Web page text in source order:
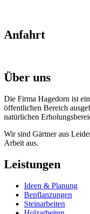
Anfahrt
Über uns
Die Firma Hagedorn ist
öffentlichen Bereich
natürlichen
Wir sind Gärtner aus
Arbeit aus.
Leistungen
Ideen & Planung
Bepflanzungen
Steinarbeiten